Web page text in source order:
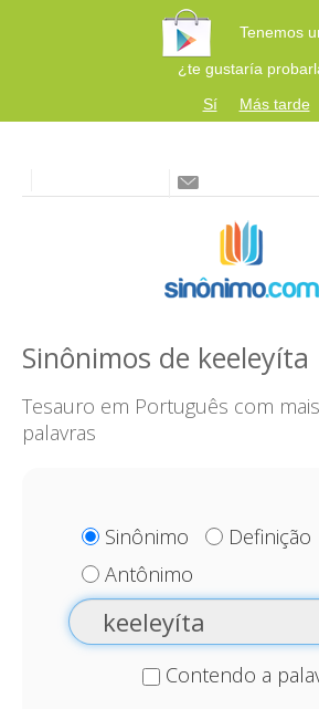
Tenemos
¿te gustaría
Sí
Más tarde
Sinônimos de keeleyíta
Tesauro em Português com
palavras
Sinônimo
Definição
Antônimo
Contendo a